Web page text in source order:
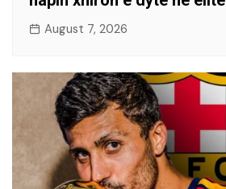
August 7, 2026